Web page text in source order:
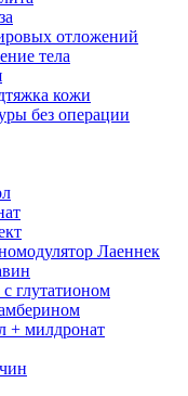
отложений
тела
кожи
без операции
Лаеннек
глутатионом
+ милдронат